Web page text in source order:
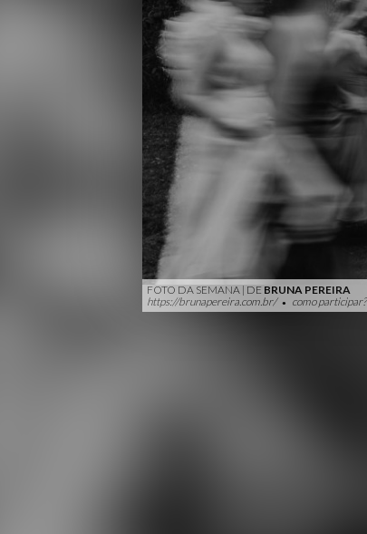
FOTO DA SEMANA | DE BRUNA PEREIRA
https://brunapereira.com.br/ ● como participar?